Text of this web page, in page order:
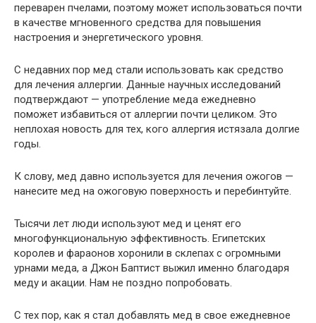
переварен пчелами, поэтому может использоваться почти
в качестве мгновенного средства для повышения
настроения и энергетического уровня.
С недавних пор мед стали использовать как средство
для лечения аллергии. Данные научных исследований
подтверждают — употребле­ние меда ежедневно
поможет избавиться от аллергии почти целиком. Это
неплохая новость для тех, кого аллергия истязала долгие
годы.
К слову, мед давно используется для лечения ожогов —
нанесите мед на ожоговую поверхность и перебинтуйте.
Тысячи лет люди используют мед и ценят его
многофункциональ­ную эффективность. Египетских
королев и фараонов хоронили в скле­пах с огромными
урнами меда, а Джон Баптист выжил именно благо­даря
меду и акации. Нам не поздно попробовать.
С тех пор, как я стал добавлять мед в свое ежедневное